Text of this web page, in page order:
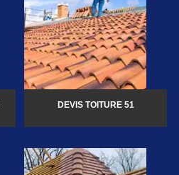
DEVIS TOITURE 51